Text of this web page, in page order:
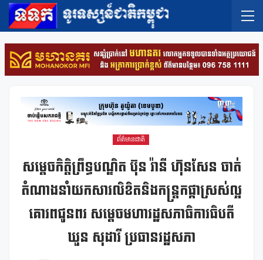
ព័ត៌មានជាតិ
សម្តេចកិត្តិព្រឹទ្ធបណ្ឌិត ប៊ុន រ៉ានី ហ៊ុនសែន ចាត់
តំណាងនាំយកសារលិខិតនិងកន្ត្រកផ្កាស្រស់ល្អ
គោរពជូនពរ សម្តេចមហារដ្ឋសភាធិការធិបតី
ឃួន សុដារី ប្រធានរដ្ឋសភា